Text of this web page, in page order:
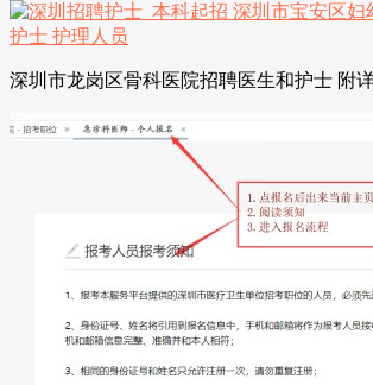
深圳市龙岗区骨科医院招聘医生和护士 附